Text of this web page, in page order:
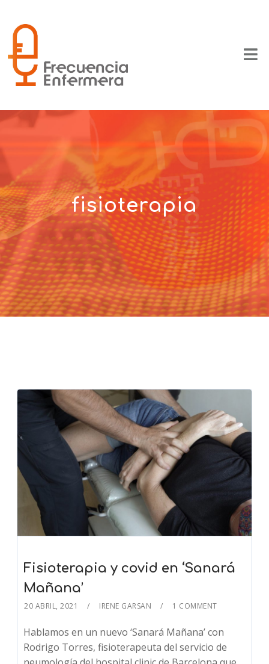
fisioterapia
Fisioterapia y covid en ‘Sanará
Mañana’
20 ABRIL, 2021 IRENE GARSAN 1 COMMENT
Hablamos en un nuevo ‘Sanará Mañana’ con
Rodrigo Torres, fisioterapeuta del servicio de